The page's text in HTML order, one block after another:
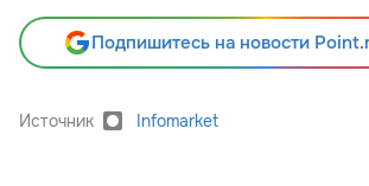
Подпишитесь на новости
Источник Infomarket